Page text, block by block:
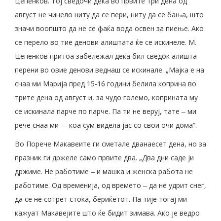
август не чинело ниту да се пери, ниту да се бања, што
значи воопшто да не се фаќа вода освен за пиење. Ако
се перело во тие денови алиштата ќе се искинеле. М.
Цепенков притоа забележал дека бил сведок алишта
перени во овие денови веднаш се искинале. „Мајка е на
снаа ми Марија пред 15-16 години белила коприна во
трите дена од август и, за чудо големо, коприната му
се искинала парче по парче. Па ти не веруј, тате ‒ ми
рече снаа ми -‒ коа сум видела јас со свои очи дома“.
Во Порече Макавеите ги сметале дванаесет дена, но за
празник ги држеле само првите два. „Два дни саде ји
држиме. Не работиме ‒ и машка и женска работа не
работиме. Од временија, од времето ‒ да не удрит снег,
да се не сотрет стока, бериќетот. Па тије тогај ми
кажуат Макавејите што ќе бидит зимава. Ако је ведро